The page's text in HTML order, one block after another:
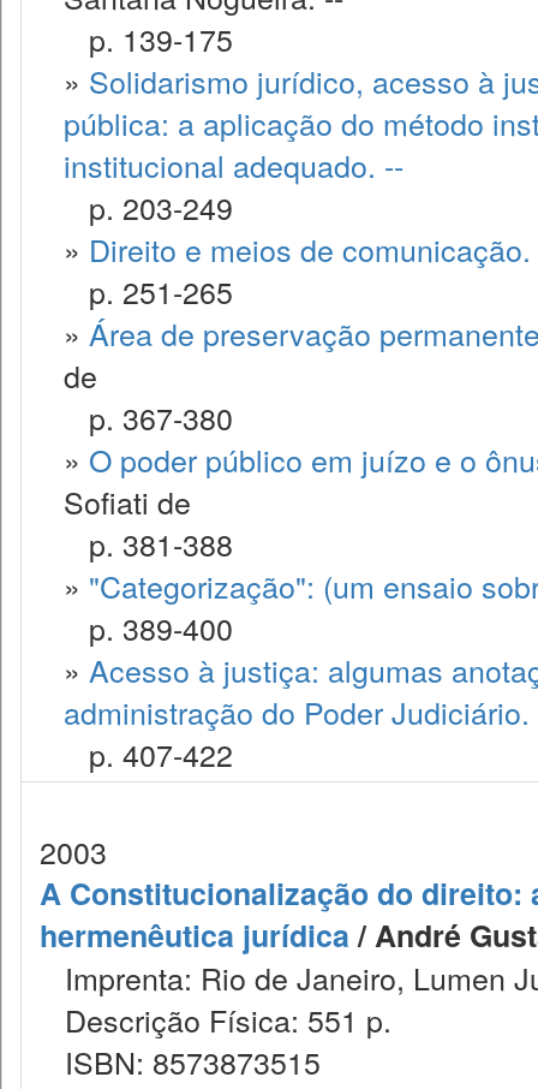
p. 139-175
» Solidarismo jurídico, acesso à
pública: a aplicação do método
institucional adequado. --
p. 203-249
» Direito e meios de
p. 251-265
» Área de preservação
de
p. 367-380
» O poder público em juízo e o
Sofiati de
p. 381-388
» "Categorização": (um ensaio
p. 389-400
» Acesso à justiça: algumas
administração do Poder Judiciário.
p. 407-422
2003
A Constitucionalização do
hermenêutica jurídica/ André
Imprenta: Rio de Janeiro, Lumen
Descrição Física: 551 p.
ISBN: 8573873515